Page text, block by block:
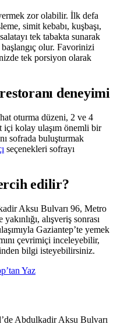
zor olabilir. İlk defa
simit kebabı, kuşbaşı,
tek tabakta sunarak
olur. Favorinizi
tek porsiyon olarak
deneyimi
oturma düzeni, 2 ve 4
kolay ulaşım önemli bir
sofrada buluşturmak
seçenekleri sofrayı
edilir?
Aksu Bulvarı 96, Metro
alışveriş sonrası
Gaziantep’te yemek
çevrimiçi inceleyebilir,
bilgi isteyebilirsiniz.
Yaz
Abdulkadir Aksu Bulvarı